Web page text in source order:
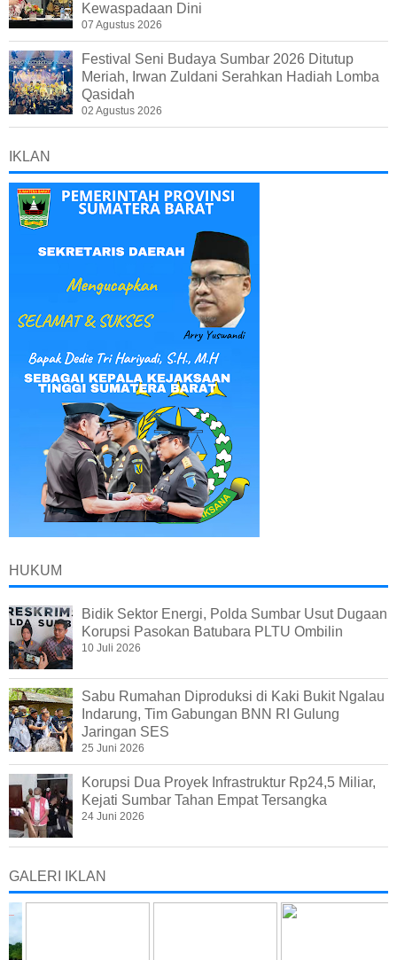
Kewaspadaan Dini
07 Agustus 2026
Festival Seni Budaya Sumbar 2026 Ditutup
Meriah, Irwan Zuldani Serahkan Hadiah Lomba
Qasidah
02 Agustus 2026
IKLAN
HUKUM
Bidik Sektor Energi, Polda Sumbar Usut Dugaan
Korupsi Pasokan Batubara PLTU Ombilin
10 Juli 2026
Sabu Rumahan Diproduksi di Kaki Bukit Ngalau
Indarung, Tim Gabungan BNN RI Gulung
Jaringan SES
25 Juni 2026
Korupsi Dua Proyek Infrastruktur Rp24,5 Miliar,
Kejati Sumbar Tahan Empat Tersangka
24 Juni 2026
GALERI IKLAN